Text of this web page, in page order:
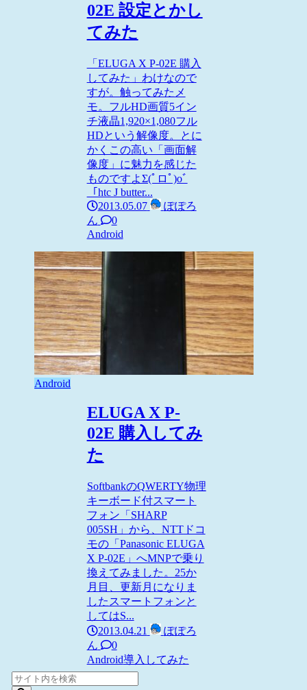
02E 設定とかし
てみた
「ELUGA X P-02E 購入
してみた」わけなので
すが。触ってみたメ
モ。フルHD画質5イン
チ液晶1,920×1,080フル
HDという解像度。とに
かくこの高い「画面解
像度」に魅力を感じた
ものですよΣ(ﾟロﾟ)oﾞ
「htc J butter...
2013.05.07
ぽぽろ
ん
0
Android
Android
ELUGA X P-
02E 購入してみ
た
SoftbankのQWERTY物理
キーボード付スマート
フォン「SHARP
005SH」から、NTTドコ
モの「Panasonic ELUGA
X P-02E」へMNPで乗り
換えてみました。25か
月目、更新月になりま
したスマートフォンと
してはS...
2013.04.21
ぽぽろ
ん
0
Android導入してみた